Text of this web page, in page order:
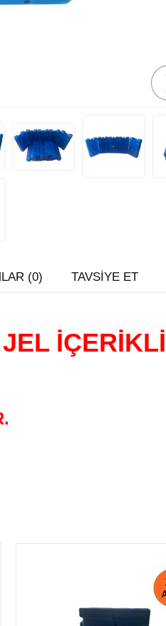
(0) TAVSIYE ET
İÇERİKLİ
dip frezde dondurunuz.